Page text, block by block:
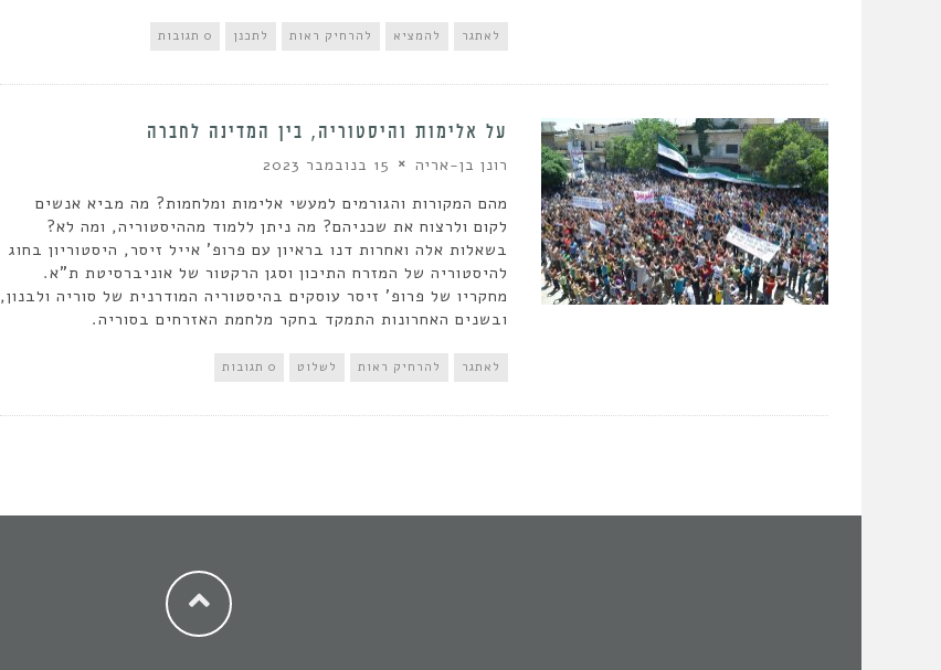
לאתגר להמציא להרחיק ראות לתכנן 0 תגובות
על אלימות והיסטוריה, בין המדינה לחברה
רונן בן-אריה 15 בנובמבר 2023
מהם המקורות והגורמים למעשי אלימות ומלחמות? מה מביא אנשים
לקום ולרצוח את שכניהם? מה ניתן ללמוד מההיסטוריה, ומה לא?
בשאלות אלה ואחרות דנו בראיון עם פרופ' אייל זיסר, היסטוריון בחוג
להיסטוריה של המזרח התיכון וסגן הרקטור של אוניברסיטת ת"א.
מחקריו של פרופ' זיסר עוסקים בהיסטוריה המודרנית של סוריה ולבנון,
ובשנים האחרונות התמקד בחקר מלחמת האזרחים בסוריה.
לאתגר להרחיק ראות לשלוט 0 תגובות